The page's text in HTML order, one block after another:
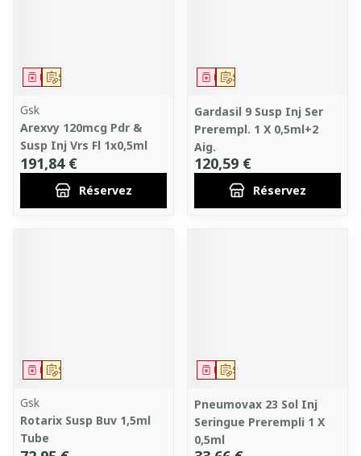
Sur prescription
Médicament
Gsk
Arexvy 120mcg Pdr &
Susp Inj Vrs Fl 1x0,5ml
191,84 €
Réservez
Sur prescription
Médicament
Gardasil 9 Susp Inj Ser
Prerempl. 1 X 0,5ml+2
Aig.
120,59 €
Réservez
Sur prescription
Médicament
Gsk
Rotarix Susp Buv 1,5ml
Tube
Sur prescription
Médicament
Pneumovax 23 Sol Inj
Seringue Prerempli 1 X
0,5ml